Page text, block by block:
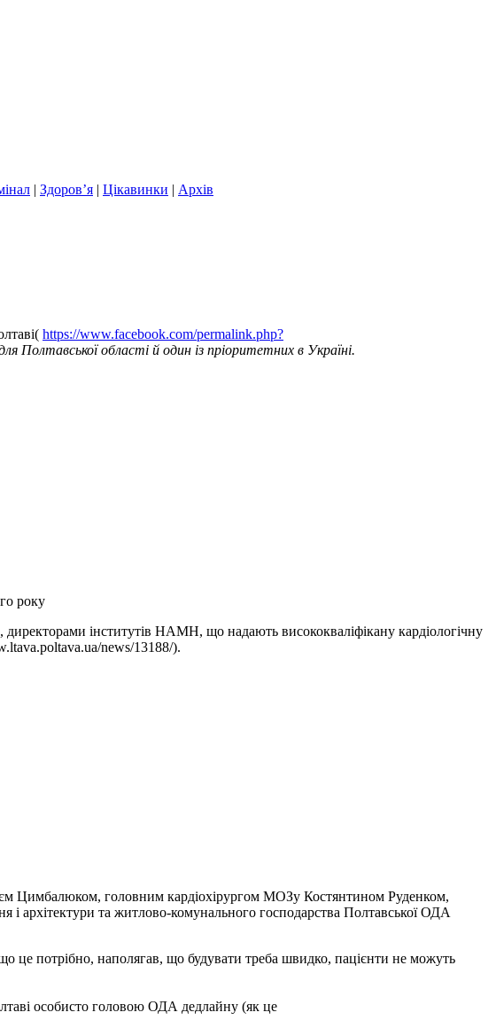
| Здоров’я | Цікавинки | Архів
https://www.facebook.com/permalink.php?
Полтавської області й один із пріоритетних в Україні.
року
директорами інститутів НАМН, що надають висококваліфікану кардіологічну
news/13188/).
Цимбалюком, головним кардіохірургом МОЗу Костянтином Руденком,
архітектури та житлово-комунального господарства Полтавської ОДА
це потрібно, наполягав, що будувати треба швидко, пацієнти не можуть
особисто головою ОДА дедлайну (як це